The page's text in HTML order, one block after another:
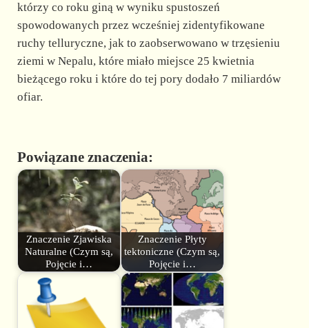
którzy co roku giną w wyniku spustoszeń
spowodowanych przez wcześniej zidentyfikowane
ruchy telluryczne, jak to zaobserwowano w trzęsieniu
ziemi w Nepalu, które miało miejsce 25 kwietnia
bieżącego roku i które do tej pory dodało 7 miliardów
ofiar.
Powiązane znaczenia:
Znaczenie Zjawiska
Naturalne (Czym są,
Pojęcie i…
Znaczenie Płyty
tektoniczne (Czym są,
Pojęcie i…